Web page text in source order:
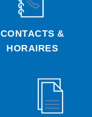
CONTACTS &
HORAIRES